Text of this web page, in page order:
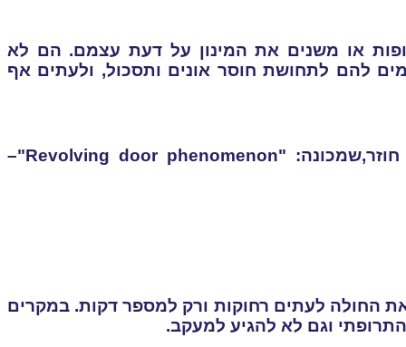
או משנים את המינון על דעת עצמם. הם לא
להם לתחושת חוסר אונים ותסכול, ולעתים אף
שמכונה: "Revolving door phenomenon
"
–
החולה לעתים רחוקות ורק למספר דקות. במקרים
וגם לא להגיע למעקב.